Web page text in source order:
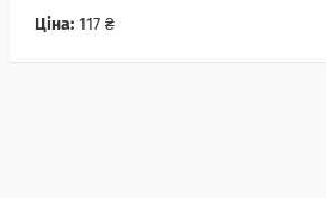
Ціна: 117 ₴